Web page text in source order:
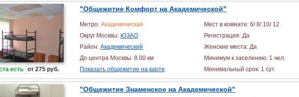
"Общежитие Комфорт на Академической"
есть от 275 руб.
Метро:Академическая
Округ Москвы: ЮЗАО
Район:Академический
До центра Москвы: 8.00 км
Показать общежитие на карте
Мест в комнате: 6/ 8/ 10/ 12
Регистрация: Да
Женские места: Да
Минимум к заселению: 1 чел.
Минимальный срок: 1 сут.
"Общежитие Знаменское на Академической"